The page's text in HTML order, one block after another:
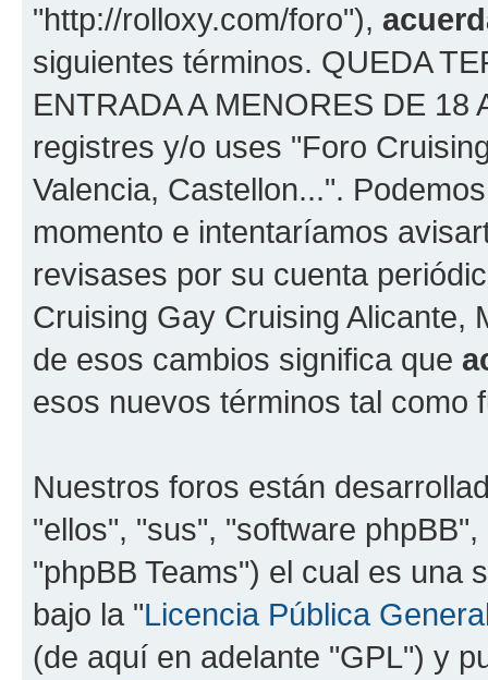
"http://rolloxy.com/foro"),
siguientes términos. QUEDA
ENTRADA A MENORES DE
registres y/o uses "Foro
Valencia, Castellon...".
momento e intentaríamos
revisases por su cuenta
Cruising Gay Cruising Alicante,
de esos cambios significa que
esos nuevos términos tal como
Nuestros foros están
"ellos", "sus", "software
"phpBB Teams") el cual es una
bajo la "Licencia Pública
(de aquí en adelante "GPL") y